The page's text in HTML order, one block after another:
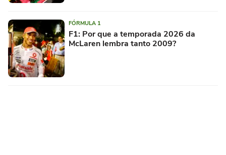
FÓRMULA 1
F1: Por que a temporada 2026 da
McLaren lembra tanto 2009?